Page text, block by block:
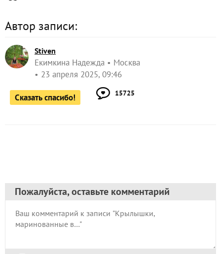
Автор записи:
Stiven
Екимкина Надежда
Москва
23 апреля 2025, 09:46
Сказать спасибо! 15725
Пожалуйста, оставьте комментарий